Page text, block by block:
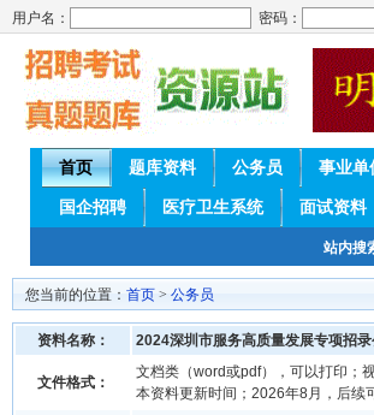
用户名： 密码：
首页 题库资料 公务员 事业单
国企招聘 医疗卫生系统 面试资料
站内搜
您当前的位置： 首页 > 公务员
资料名称： 2024深圳市服务高质量发展专项招
文件格式：
文档类（word或pdf），可以打印；
本资料更新时间；2026年8月，后续